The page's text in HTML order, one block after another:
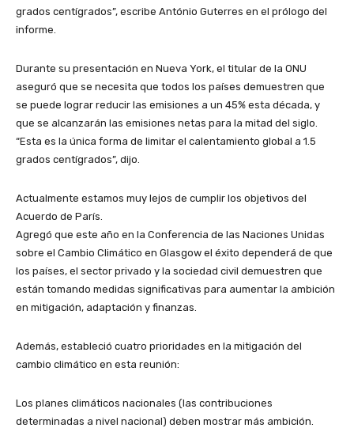
grados centígrados”, escribe António Guterres en el prólogo del
informe.
Durante su presentación en Nueva York, el titular de la ONU
aseguró que se necesita que todos los países demuestren que
se puede lograr reducir las emisiones a un 45% esta década, y
que se alcanzarán las emisiones netas para la mitad del siglo.
“Esta es la única forma de limitar el calentamiento global a 1.5
grados centígrados”, dijo.
Actualmente estamos muy lejos de cumplir los objetivos del
Acuerdo de París.
Agregó que este año en la Conferencia de las Naciones Unidas
sobre el Cambio Climático en Glasgow el éxito dependerá de que
los países, el sector privado y la sociedad civil demuestren que
están tomando medidas significativas para aumentar la ambición
en mitigación, adaptación y finanzas.
Además, estableció cuatro prioridades en la mitigación del
cambio climático en esta reunión:
Los planes climáticos nacionales (las contribuciones
determinadas a nivel nacional) deben mostrar más ambición.